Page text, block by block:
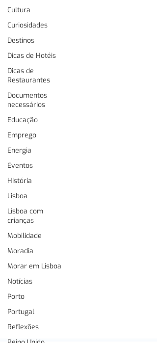
Cultura
Curiosidades
Destinos
Dicas de Hotéis
Dicas de
Restaurantes
Documentos
necessários
Educação
Emprego
Energia
Eventos
História
Lisboa
Lisboa com
crianças
Mobilidade
Moradia
Morar em Lisboa
Notícias
Porto
Portugal
Reflexões